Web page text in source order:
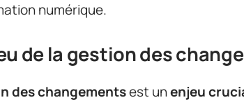
numérique.
de la gestion des
des changementsest unenjeu